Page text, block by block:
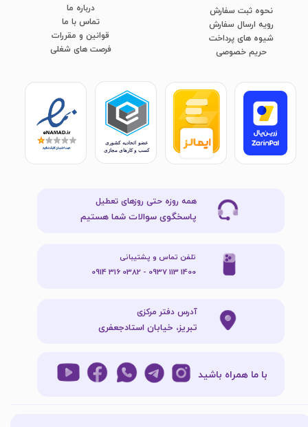
درباره ما
تماس با ما
قوانین و مقررات
فرصت های شغلی
نحوه ثبت سفارش
رویه ارسال سفارش
شیوه های پرداخت
​​​​​​​حریم خصوصی
با ما همراه باشید
همه روزه حتی روزهای تعطیل
پاسخگوی سوالات شما هستیم
آدرس دفتر مرکزی
تبریز، خیابان استادجعفری
تلفن تماس و پشتیبانی
1400 113 0937 - 0382 316 0914